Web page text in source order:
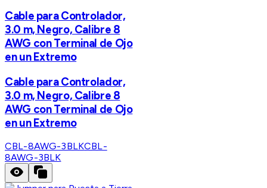
Cable para Controlador,
3.0 m, Negro, Calibre 8
AWG con Terminal de Ojo
en un Extremo
Cable para Controlador,
3.0 m, Negro, Calibre 8
AWG con Terminal de Ojo
en un Extremo
CBL-8AWG-3BLKCBL-
8AWG-3BLK